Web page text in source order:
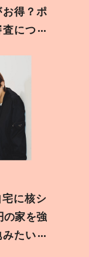
得？ポ
につい
に核シ
の家を強
たいな